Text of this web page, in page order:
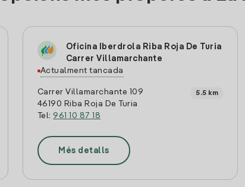
Oficina Iberdrola Riba Roja De Turia
Carrer Villamarchante
Actualment tancada
Carrer Villamarchante 109
46190 Riba Roja De Turia
Tel:961 10 87 18
5.5 km
Més detalls